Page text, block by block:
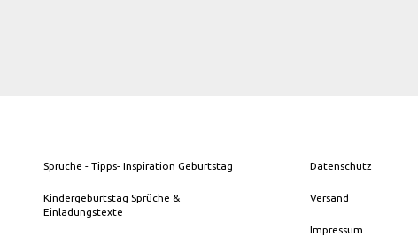
Spruche - Tipps- Inspiration Geburtstag
Kindergeburtstag Sprüche &
Einladungstexte
Datenschutz
Versand
Impressum